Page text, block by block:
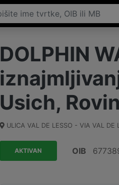
DOLPHIN
Usich,
ULICA VAL DE LESSO - VIA VAL
AKTIVAN OIB